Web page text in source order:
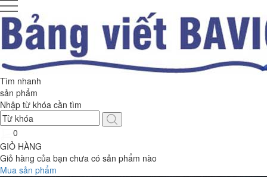
Tìm nhanh
sản phẩm
Nhập từ khóa cần tìm
0
GIỎ HÀNG
Giỏ hàng của bạn chưa có sản phẩm nào
Mua sản phẩm